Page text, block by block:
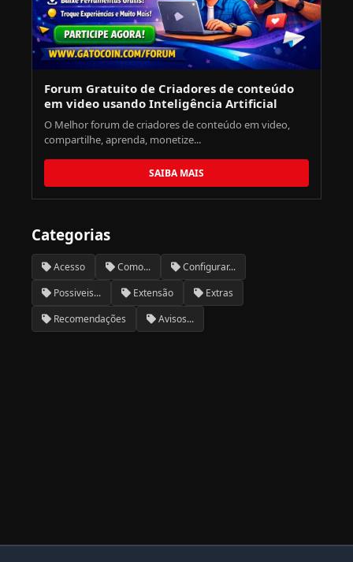
Forum Gratuito de Criadores de conteúdo
em video usando Inteligência Artificial
O Melhor forum de criadores de conteúdo em video,
compartilhe, aprenda, monetize...
SAIBA MAIS
Categorias
Acesso Como...
Configurar...
Possiveis...
Extensão
Extras
Recomendações
Avisos...